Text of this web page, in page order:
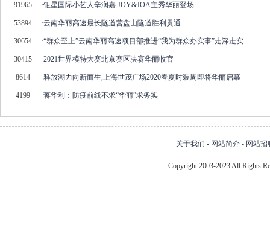
91965 ·钜星国际小艺人辛润嘉 JOY&JOA主秀华丽登场
53894 ·云南华丽高速最长隧道营盘山隧道胜利贯通
30654 ·“群众至上”云南华丽高速项目部推进“我为群众办实事”走深走实
30415 ·2021世界模特大赛北京赛区决赛华丽收官
8614 ·释放潮力向新而生,上海世茂广场2020春夏时装周即将华丽启幕
4199 ·蒋华利：防疫前线不求“华丽”求务实
关于我们 - 网站简介 - 网站招
Copyright 2003-2023 All Rights